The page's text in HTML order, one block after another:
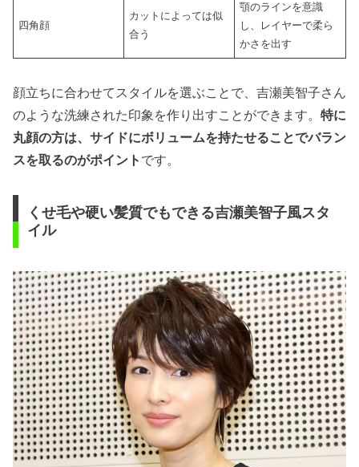
四角顔
カットによっては似
合う
顎のラインを意識
し、レイヤーで柔ら
かさを出す
顔立ちに合わせてスタイルを選ぶことで、吉瀬美智子さん
のような洗練された印象を作り出すことができます。 特に
丸顔の方は、サイドにボリュームを持たせることでバラン
スを取るのがポイント です。
くせ毛や硬い髪質でもできる吉瀬美智子風スタ
イル